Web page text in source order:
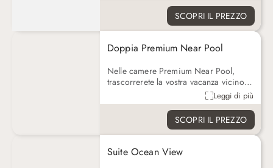
meravigliosa vegetazione
lussureggiante. Potrete rilassarvi nel
vostro lettino e, nel mentre, pensare al
prossimo sport acquatico che volete
praticare. All'interno della stanza, ogni
particolare è curato nei minimi
dettagli, per permettervi di trascorrere
una vacanza indimenticabile a
SCOPRI IL PREZZO
Doppia Premium Near Pool
Nelle camere Premium Near Pool,
trascorrerete la vostra vacanza vicino
alla piscina e alla spiaggia dell'hotel.
Potrete rilassarti su una sedia a sdraio
del vostro balcone. La camera ha anche
Leggi di più
SCOPRI IL PREZZO
Suite Ocean View